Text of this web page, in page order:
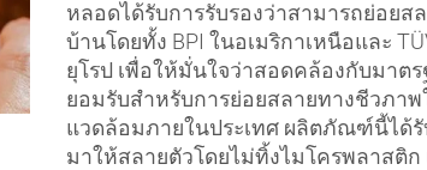
หลอดได้รับการรับรองว่าสามารถย่อยส
บ้านโดยทั้ง BPI ในอเมริกาเหนือและ
ยุโรป เพื่อให้มั่นใจว่าสอดคล้องกับมาต
ยอมรับสำหรับการย่อยสลายทางชีวภา
แวดล้อมภายในประเทศ ผลิตภัณฑ์นี้ได้
มาให้สลายตัวโดยไม่ทิ้งไมโครพลาสติก